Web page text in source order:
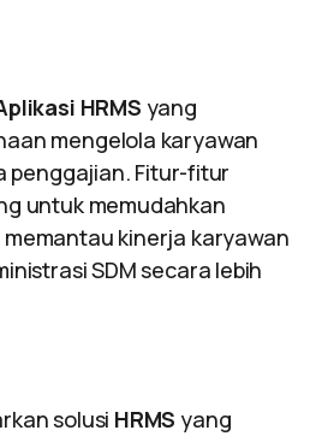
HRMS yang
mengelola karyawan
penggajian. Fitur-fitur
untuk memudahkan
kinerja karyawan
SDM secara lebih
solusi HRMS yang